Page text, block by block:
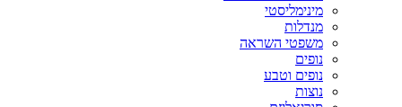
מינימליסטי
מנדלות
משפטי השראה
נופים
נופים וטבע
נוצות